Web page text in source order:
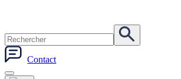
Contact